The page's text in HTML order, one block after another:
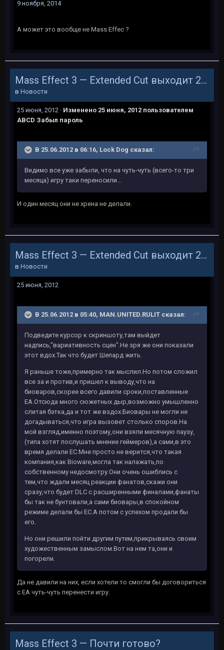
9 ноября, 2014
А может это вообще не Mass Effec ?
Mass Effect 3 — Extended Cut выходит 26 июня (обновлено)
в Новости
25 июня, 2012 · Изменено 25 июня, 2012 пользователем
ABCD Забыл пароль
В 25.06.2012 в 06:16, Lock Dog сказал:
Видимо все уже забыли, что на чуть-чуть (всего-то три
месяца) игру таки переносили...
И один месяц они не хрена не делали.
Mass Effect 3 — Extended Cut выходит 26 июня (обновлено)
в Новости
25 июня, 2012
В 25.06.2012 в 05:40, MAN.UNITED.RULIT сказал:
Подведите курсор к скриншоту,там выйдет
надпись,"вариативность сцен".Не зря же они показали
этот вдох.Так что будет Шепард жить.
Я раньше тоже,примерно так мыслил.Но потом сложил
все за и против,и пришел к выводу,что на
биоваров,скорее всего давили сроки,поставленные
ЕА.Отсюда много сюжетных дыр,возможно умышленно
слитая бэтка,да и тот же вздох.Биовары не могли не
догадываться,что игра вызовет столько споров.На
мой взгляд,именно поэтому,они взяли месячную паузу,
(типа хотят послушать мнение геймеров),а сами,в это
время делали ЕС.Мне просто не верится,что такая
компания,как Bioware,могла так налажать,по
собственному недосмотру.Они очень ошиблись с
тем,что ждали месяц реакции фанатов,скажи они
сразу,что будет DLC с расширенными финалами,фанаты
бы так не бунтовали,а сами биовары,в спокойном
режиме делали бы ЕС.А потом с успехом продали бы
его.
Но они решили пойти другим путем,прикрываясь своим
художественным замыслом.Вот на нем та,они и
погорели.
Да не давили на них, если хотели то смогли бы договориться
с ЕА чуть-чуть перенести игру.
Mass Effect 3 — Почти готово?